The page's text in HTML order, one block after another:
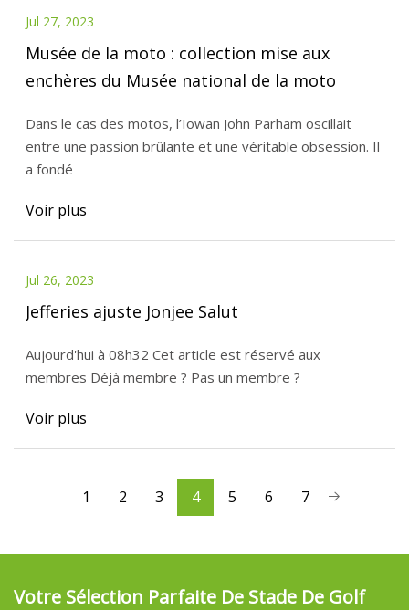
Jul 27, 2023
Musée de la moto : collection mise aux
enchères du Musée national de la moto
Dans le cas des motos, l’Iowan John Parham oscillait
entre une passion brûlante et une véritable obsession. Il
a fondé
Voir plus
Jul 26, 2023
Jefferies ajuste Jonjee Salut
Aujourd'hui à 08h32 Cet article est réservé aux
membres Déjà membre ? Pas un membre ?
Voir plus
1 2 3 4 5 6 7
Votre Sélection Parfaite De Stade De Golf